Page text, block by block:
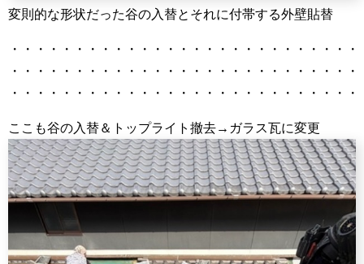
変則的な形状だった谷の入替とそれに付帯する外壁貼替
・・・・・・・・・・・・・・・・・・・・・・・・・・
・・・・・・・・・・・・・・・・・・・・・・・・・・
・・・・・・・・・・・・・・・・・・・・・・・・・・
ここも谷の入替＆トップライト撤去→ガラス瓦に変更